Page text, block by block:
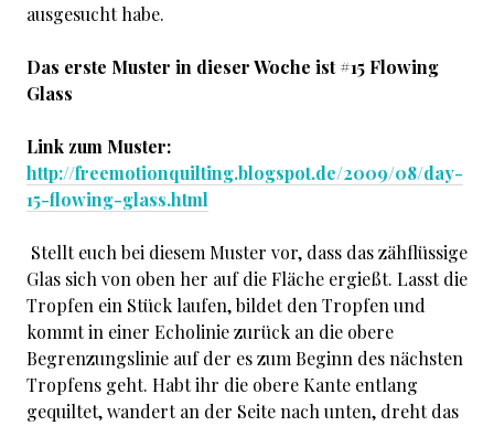
ausgesucht habe.
Das erste Muster in dieser Woche ist #15 Flowing
Glass
Link zum Muster:
http://freemotionquilting.blogspot.de/2009/08/day-
15-flowing-glass.html
Stellt euch bei diesem Muster vor, dass das zähflüssige
Glas sich von oben her auf die Fläche ergießt. Lasst die
Tropfen ein Stück laufen, bildet den Tropfen und
kommt in einer Echolinie zurück an die obere
Begrenzungslinie auf der es zum Beginn des nächsten
Tropfens geht. Habt ihr die obere Kante entlang
gequiltet, wandert an der Seite nach unten, dreht das